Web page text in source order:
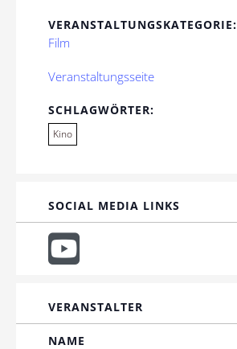
VERANSTALTUNGSKATEGORIE:
Film
Veranstaltungsseite
SCHLAGWÖRTER:
Kino
SOCIAL MEDIA LINKS
VERANSTALTER
NAME